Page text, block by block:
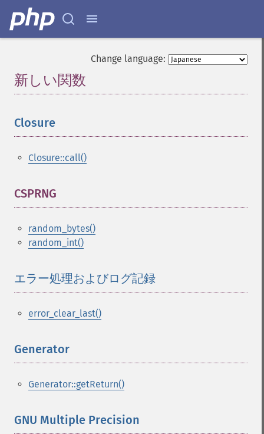
Change language:
新しい関数
Closure
Closure::call()
CSPRNG
random_bytes()
random_int()
エラー処理およびログ記録
error_clear_last()
Generator
Generator::getReturn()
GNU Multiple Precision